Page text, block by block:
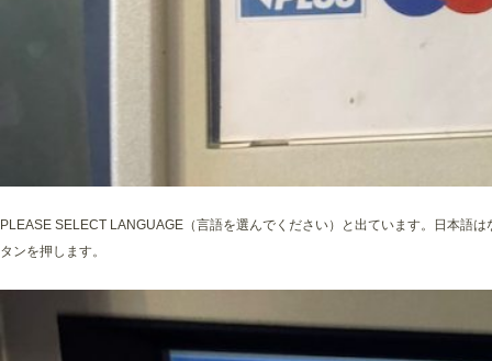
PLEASE SELECT LANGUAGE（言語を選んでください）と出ています。日本語
タンを押します。